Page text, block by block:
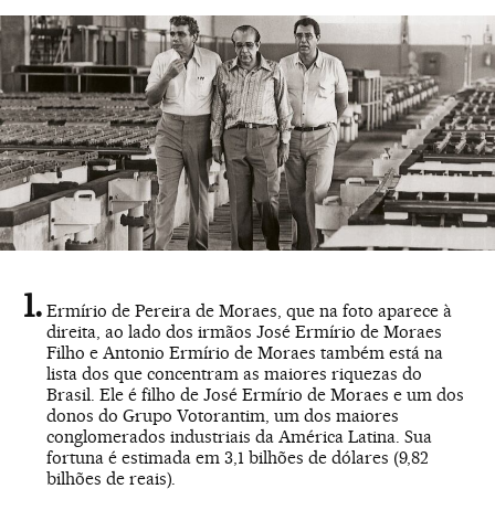
Ermírio de Pereira de Moraes, que na foto aparece à
direita, ao lado dos irmãos José Ermírio de Moraes
Filho e Antonio Ermírio de Moraes também está na
lista dos que concentram as maiores riquezas do
Brasil. Ele é filho de José Ermírio de Moraes e um dos
donos do Grupo Votorantim, um dos maiores
conglomerados industriais da América Latina. Sua
fortuna é estimada em 3,1 bilhões de dólares (9,82
bilhões de reais).